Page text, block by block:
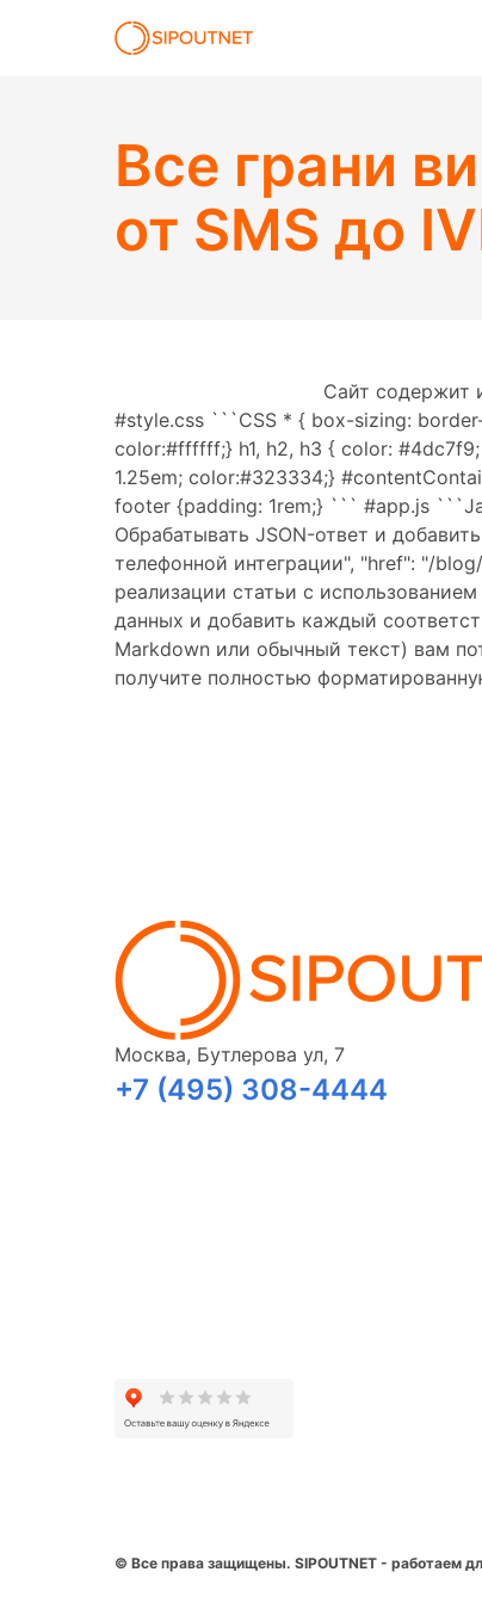
Все грани
от SMS до
Сайт содержит
#style.css ```CSS * { box-sizing:
color:#ffffff;} h1, h2, h3 { color:
1.25em; color:#323334;}
footer {padding: 1rem;} ``` #app.js
Обрабатывать JSON-ответ и
телефонной интеграции", "href": "/
реализации статьи с
данных и добавить каждый
Markdown или обычный текст) вам
получите полностью
Москва, Бутлерова ул, 7
+7 (495) 308-4444
© Все права защищены. SIPOUTNET - работаем